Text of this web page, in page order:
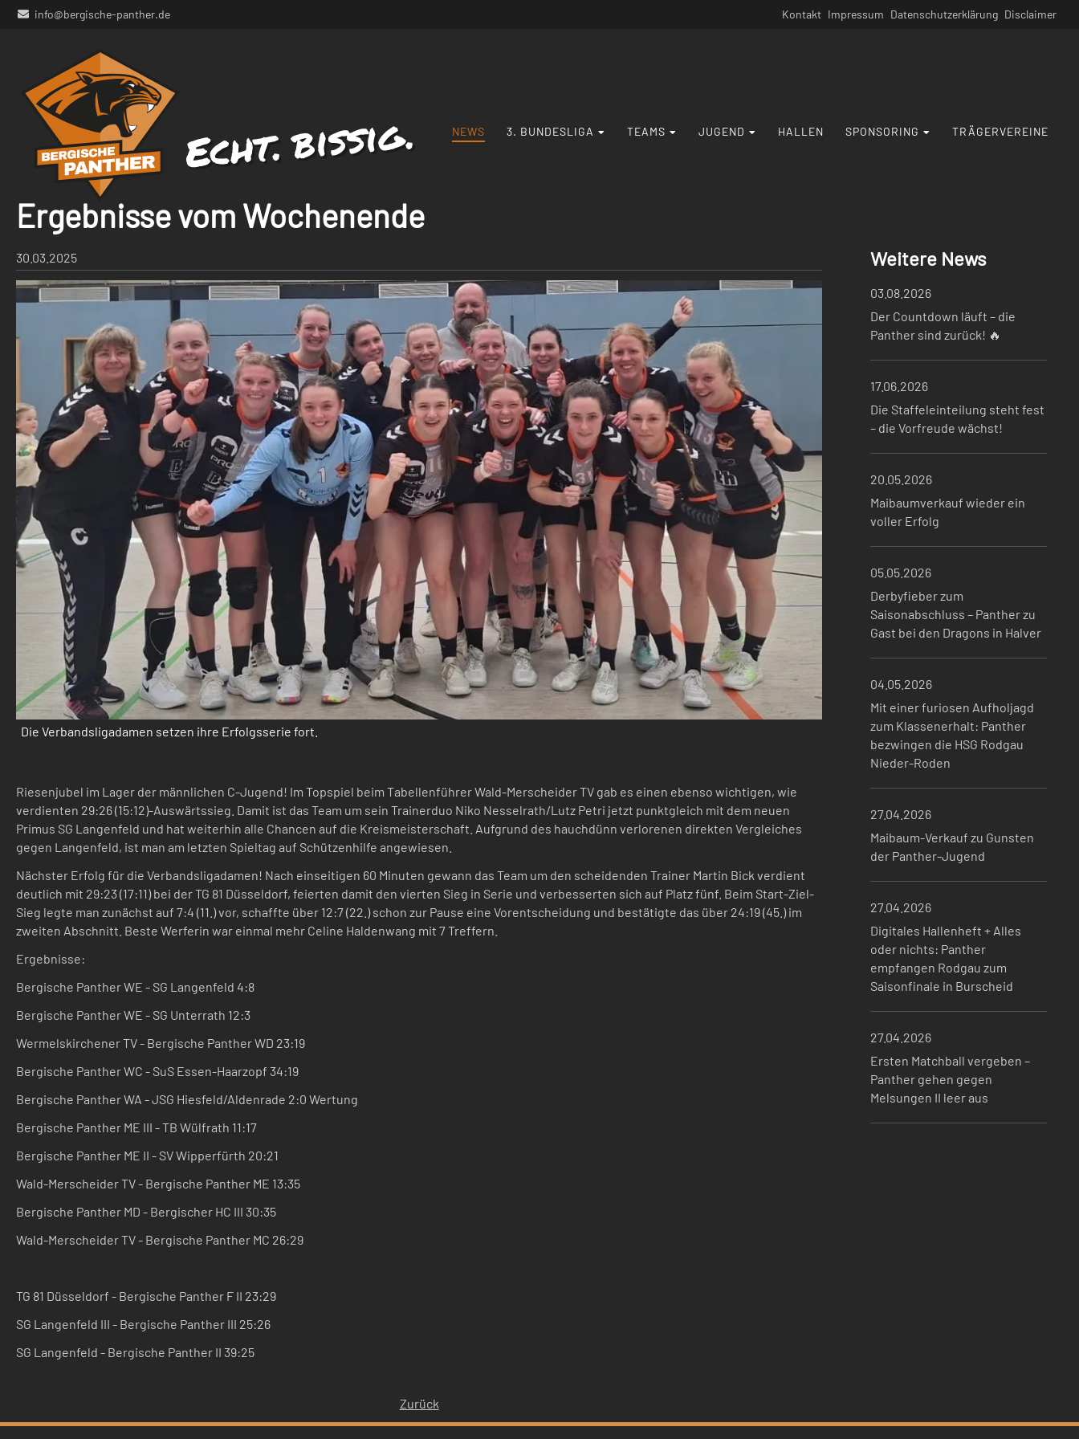
info@bergische-panther.de
Navigation
Kontakt Impressum Datenschutzerklärung Disclaimer
Navigation
überspringen
NEWS 3. BUNDESLIGA TEAMS JUGEND HALLEN SPONSORING TRÄGERVEREINE
Ergebnisse vom Wochenende
30.03.2025
Die Verbandsligadamen setzen ihre Erfolgsserie fort.
Riesenjubel im Lager der männlichen C-Jugend! Im Topspiel beim Tabellenführer Wald-Merscheider TV gab es einen ebenso wichtigen, wie
verdienten 29:26 (15:12)-Auswärtssieg. Damit ist das Team um sein Trainerduo Niko Nesselrath/Lutz Petri jetzt punktgleich mit dem neuen
Primus SG Langenfeld und hat weiterhin alle Chancen auf die Kreismeisterschaft. Aufgrund des hauchdünn verlorenen direkten Vergleiches
gegen Langenfeld, ist man am letzten Spieltag auf Schützenhilfe angewiesen.
Nächster Erfolg für die Verbandsligadamen! Nach einseitigen 60 Minuten gewann das Team um den scheidenden Trainer Martin Bick verdient
deutlich mit 29:23 (17:11) bei der TG 81 Düsseldorf, feierten damit den vierten Sieg in Serie und verbesserten sich auf Platz fünf. Beim Start-Ziel-
Sieg legte man zunächst auf 7:4 (11.) vor, schaffte über 12:7 (22.) schon zur Pause eine Vorentscheidung und bestätigte das über 24:19 (45.) im
zweiten Abschnitt. Beste Werferin war einmal mehr Celine Haldenwang mit 7 Treffern.
Ergebnisse:
Bergische Panther WE - SG Langenfeld 4:8
Bergische Panther WE - SG Unterrath 12:3
Wermelskirchener TV - Bergische Panther WD 23:19
Bergische Panther WC - SuS Essen-Haarzopf 34:19
Bergische Panther WA - JSG Hiesfeld/Aldenrade 2:0 Wertung
Bergische Panther ME III - TB Wülfrath 11:17
Bergische Panther ME II - SV Wipperfürth 20:21
Wald-Merscheider TV - Bergische Panther ME 13:35
Bergische Panther MD - Bergischer HC III 30:35
Wald-Merscheider TV - Bergische Panther MC 26:29
TG 81 Düsseldorf - Bergische Panther F II 23:29
SG Langenfeld III - Bergische Panther III 25:26
SG Langenfeld - Bergische Panther II 39:25
Zurück
Weitere News
03.08.2026
Der Countdown läuft – die
Panther sind zurück! 🔥
17.06.2026
Die Staffeleinteilung steht fest
– die Vorfreude wächst!
20.05.2026
Maibaumverkauf wieder ein
voller Erfolg
05.05.2026
Derbyfieber zum
Saisonabschluss – Panther zu
Gast bei den Dragons in Halver
04.05.2026
Mit einer furiosen Aufholjagd
zum Klassenerhalt: Panther
bezwingen die HSG Rodgau
Nieder-Roden
27.04.2026
Maibaum-Verkauf zu Gunsten
der Panther-Jugend
27.04.2026
Digitales Hallenheft + Alles
oder nichts: Panther
empfangen Rodgau zum
Saisonfinale in Burscheid
27.04.2026
Ersten Matchball vergeben –
Panther gehen gegen
Melsungen II leer aus